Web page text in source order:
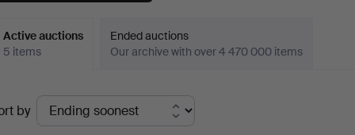
Active auctions
5 items
Ended auctions
Our archive with over 4 470 000 items
Active
by